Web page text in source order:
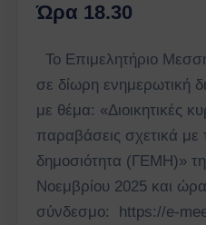
Ώρα 18.30
Το Επιμελητήριο
σε δίωρη ενημερωτική
με θέμα: «Διοικητικές
παραβάσεις σχετικά με
δημοσιότητα (ΓΕΜΗ)»
Νοεμβρίου 2025 και
σύνδεσμο: https://e-